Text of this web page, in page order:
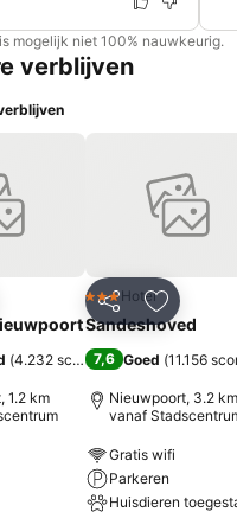
mogelijk niet 100% nauwkeurig.
verblijven
aan favorieten
(4.232 scores)
1.2 km
Delen
3 Sterren
Hotel
Sandeshoved
7,6 Goed (11.156
Nieuwpoort, 3.2 km
vanaf
Gratis wifi
Parkeren
Huisdieren